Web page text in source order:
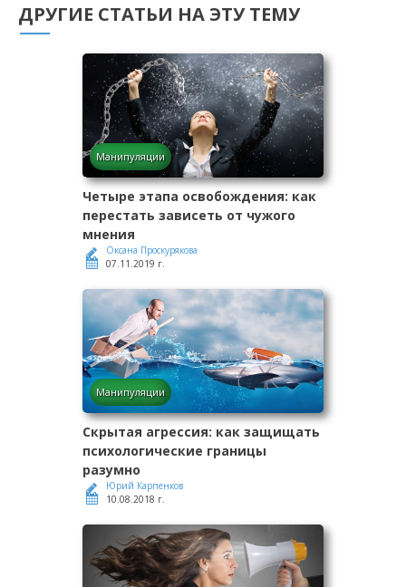
ДРУГИЕ СТАТЬИ НА ЭТУ ТЕМУ
Манипуляции
Четыре этапа освобождения: как
перестать зависеть от чужого
мнения
Оксана Проскурякова
07.11.2019 г.
Манипуляции
Скрытая агрессия: как защищать
психологические границы
разумно
Юрий Карпенков
10.08.2018 г.